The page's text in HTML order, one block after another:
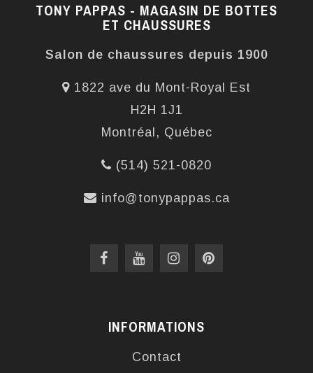
TONY PAPPAS - MAGASIN DE BOTTES
ET CHAUSSURES
Salon de chaussures depuis 1900
1822 ave du Mont-Royal Est
H2H 1J1
Montréal, Québec
(514) 521-0820
info@tonypappas.ca
INFORMATIONS
Contact